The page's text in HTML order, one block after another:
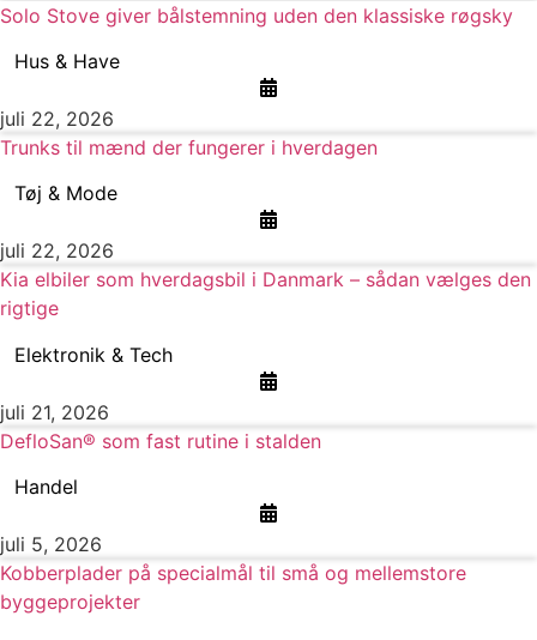
Solo Stove giver bålstemning uden den klassiske røgsky
Hus & Have
juli 22, 2026
Trunks til mænd der fungerer i hverdagen
Tøj & Mode
juli 22, 2026
Kia elbiler som hverdagsbil i Danmark – sådan vælges den
rigtige
Elektronik & Tech
juli 21, 2026
DefloSan® som fast rutine i stalden
Handel
juli 5, 2026
Kobberplader på specialmål til små og mellemstore
byggeprojekter